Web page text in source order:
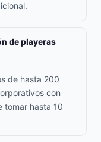
de playeras
de hasta 200
con
tomar hasta 10